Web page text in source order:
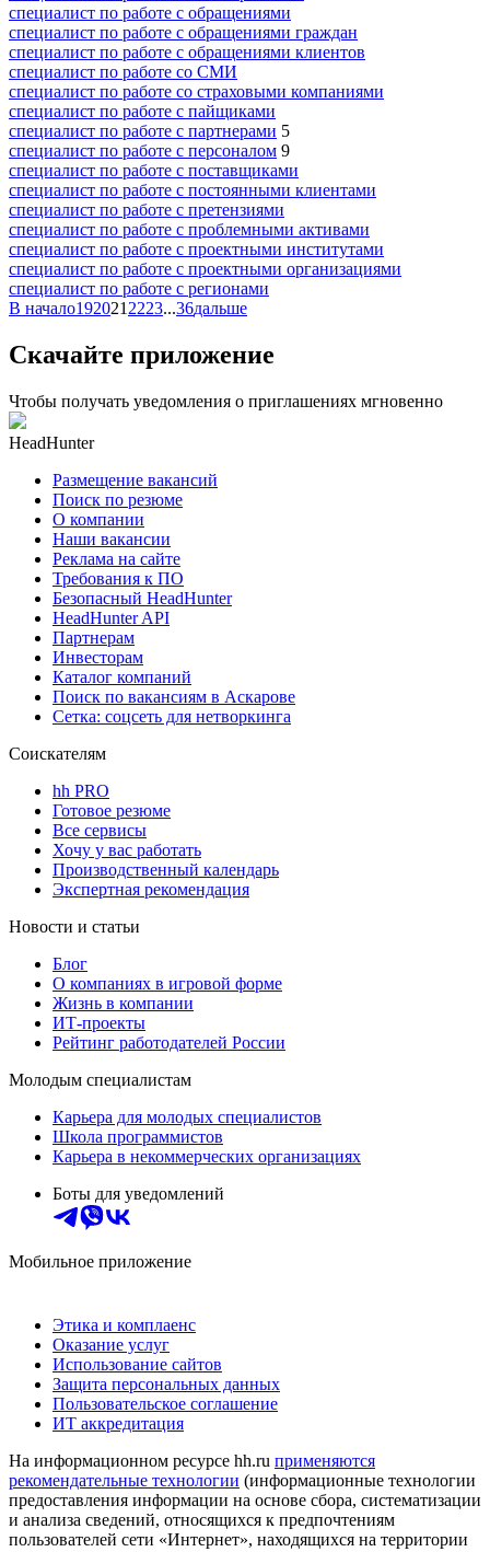
специалист по работе с обращениями
специалист по работе с обращениями граждан
специалист по работе с обращениями клиентов
специалист по работе со СМИ
специалист по работе со страховыми компаниями
специалист по работе с пайщиками
специалист по работе с партнерами 5
специалист по работе с персоналом 9
специалист по работе с поставщиками
специалист по работе с постоянными клиентами
специалист по работе с претензиями
специалист по работе с проблемными активами
специалист по работе с проектными институтами
специалист по работе с проектными организациями
специалист по работе с регионами
В начало192021 2223...36дальше
Скачайте приложение
Чтобы получать уведомления о приглашениях мгновенно
HeadHunter
Размещение вакансий
Поиск по резюме
О компании
Наши вакансии
Реклама на сайте
Требования к ПО
Безопасный HeadHunter
HeadHunter API
Партнерам
Инвесторам
Каталог компаний
Поиск по вакансиям в Аскарове
Сетка: соцсеть для нетворкинга
Соискателям
hh PRO
Готовое резюме
Все сервисы
Хочу у вас работать
Производственный календарь
Экспертная рекомендация
Новости и статьи
Блог
О компаниях в игровой форме
Жизнь в компании
ИТ-проекты
Рейтинг работодателей России
Молодым специалистам
Карьера для молодых специалистов
Школа программистов
Карьера в некоммерческих организациях
Боты для уведомлений
Мобильное приложение
Этика и комплаенс
Оказание услуг
Использование сайтов
Защита персональных данных
Пользовательское соглашение
ИТ аккредитация
На информационном ресурсе hh.ru применяются
рекомендательные технологии (информационные технологии
предоставления информации на основе сбора, систематизации
и анализа сведений, относящихся к предпочтениям
пользователей сети «Интернет», находящихся на территории